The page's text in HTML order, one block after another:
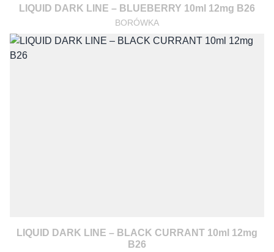
LIQUID DARK LINE – BLUEBERRY 10ml 12mg B26
BORÓWKA
LIQUID DARK LINE – BLACK CURRANT 10ml 12mg
B26